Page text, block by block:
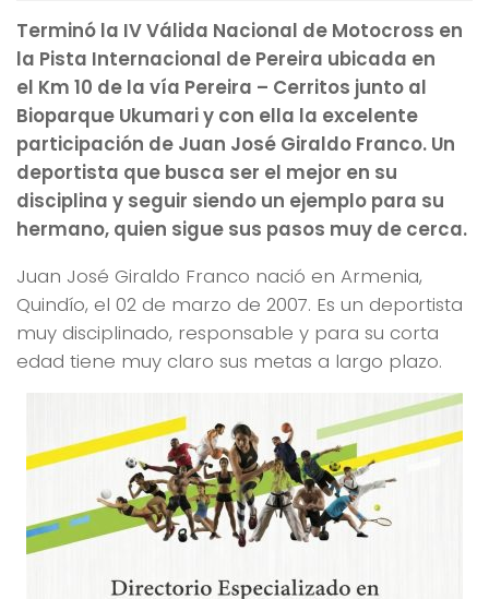
Terminó la IV Válida Nacional de Motocross en
la Pista Internacional de Pereira ubicada en
el Km 10 de la vía Pereira – Cerritos junto al
Bioparque Ukumari y con ella la excelente
participación de Juan José Giraldo Franco. Un
deportista que busca ser el mejor en su
disciplina y seguir siendo un ejemplo para su
hermano, quien sigue sus pasos muy de cerca.
Juan José Giraldo Franco nació en Armenia,
Quindío, el 02 de marzo de 2007. Es un deportista
muy disciplinado, responsable y para su corta
edad tiene muy claro sus metas a largo plazo.